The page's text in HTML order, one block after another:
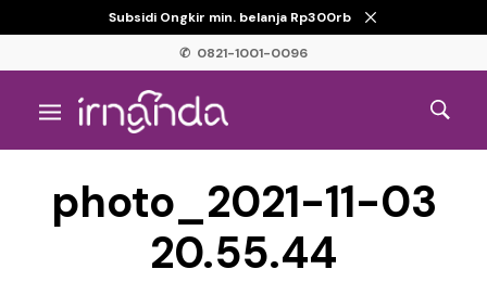
Subsidi Ongkir min. belanja Rp300rb
✆ 0821-1001-0096
photo_2021-11-03
20.55.44